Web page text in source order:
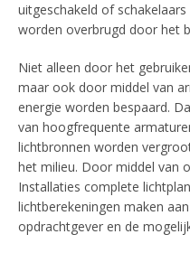
uitgeschakeld of
worden overbrugd door het
Niet alleen door het
maar ook door middel van
energie worden bespaard.
van hoogfrequente
lichtbronnen worden
het milieu. Door middel van
Installaties complete
lichtberekeningen maken
opdrachtgever en de